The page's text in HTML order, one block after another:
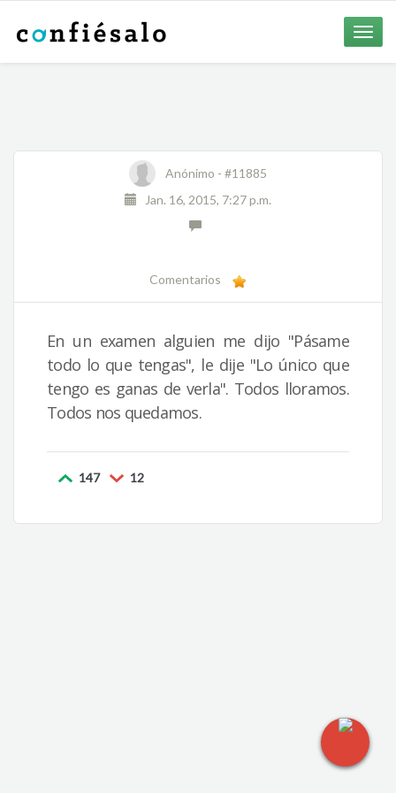
Toggle
Anónimo - #11885
Jan. 16, 2015, 7:27 p.m.
Comentarios
En un examen alguien me dijo "Pásame
todo lo que tengas", le dije "Lo único que
tengo es ganas de verla". Todos lloramos.
Todos nos quedamos.
147 12